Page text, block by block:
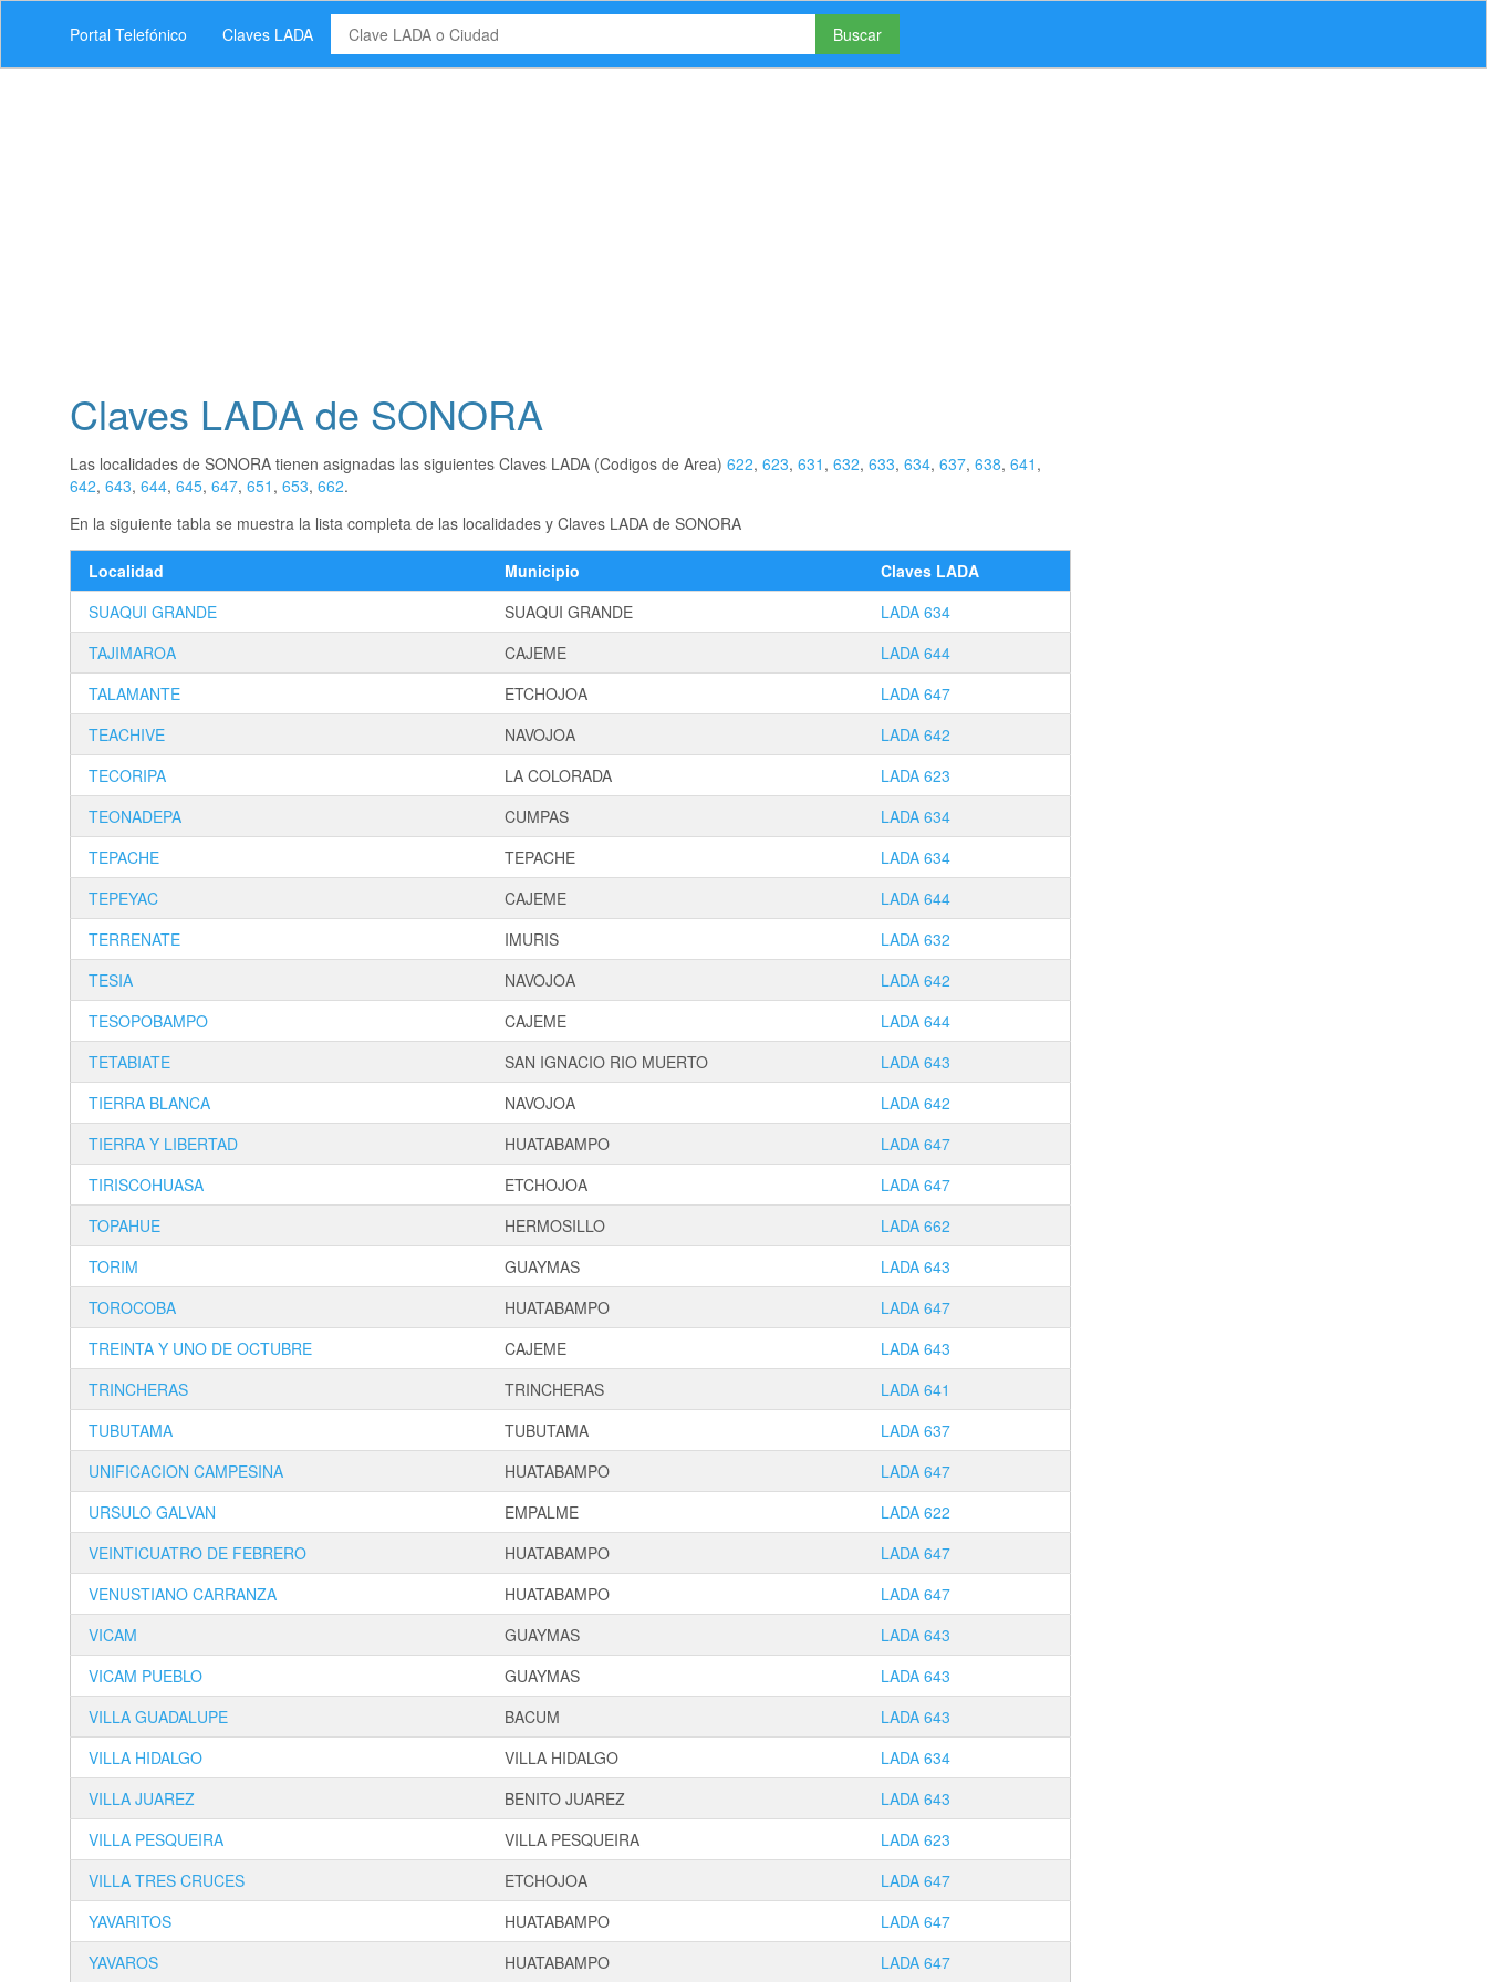
Portal Telefónico Claves LADA Buscar
Claves LADA de SONORA
Las localidades de SONORA tienen asignadas las siguientes Claves LADA (Codigos de Area) 622, 623, 631 , 632, 633, 634, 637, 638, 641 ,
642, 643, 644, 645, 647, 651 , 653, 662.
En la siguiente tabla se muestra la lista completa de las localidades y Claves LADA de SONORA
Localidad Municipio
Claves LADA
SUAQUI GRANDE
SUAQUI GRANDE
LADA 634
TAJIMAROA
CAJEME
LADA 644
TALAMANTE
ETCHOJOA
LADA 647
TEACHIVE
NAVOJOA
LADA 642
TECORIPA
LA COLORADA
LADA 623
TEONADEPA
CUMPAS
LADA 634
TEPACHE
TEPACHE
LADA 634
TEPEYAC
CAJEME
LADA 644
TERRENATE
IMURIS
LADA 632
TESIA
NAVOJOA
LADA 642
TESOPOBAMPO
CAJEME
LADA 644
TETABIATE
SAN IGNACIO RIO MUERTO
LADA 643
TIERRA BLANCA
NAVOJOA
LADA 642
TIERRA Y LIBERTAD
HUATABAMPO
LADA 647
TIRISCOHUASA
ETCHOJOA
LADA 647
TOPAHUE
HERMOSILLO
LADA 662
TORIM
GUAYMAS
LADA 643
TOROCOBA
HUATABAMPO
LADA 647
TREINTA Y UNO DE OCTUBRE
CAJEME
LADA 643
TRINCHERAS
TRINCHERAS
LADA 641
TUBUTAMA
TUBUTAMA
LADA 637
UNIFICACION CAMPESINA
HUATABAMPO
LADA 647
URSULO GALVAN
EMPALME
LADA 622
VEINTICUATRO DE FEBRERO
HUATABAMPO
LADA 647
VENUSTIANO CARRANZA
HUATABAMPO
LADA 647
VICAM
GUAYMAS
LADA 643
VICAM PUEBLO
GUAYMAS
LADA 643
VILLA GUADALUPE
BACUM
LADA 643
VILLA HIDALGO
VILLA HIDALGO
LADA 634
VILLA JUAREZ
BENITO JUAREZ
LADA 643
VILLA PESQUEIRA
VILLA PESQUEIRA
LADA 623
VILLA TRES CRUCES
ETCHOJOA
LADA 647
YAVARITOS
HUATABAMPO
LADA 647
YAVAROS
HUATABAMPO LADA 647